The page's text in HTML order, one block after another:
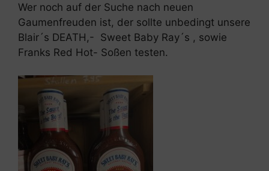
Wer noch auf der Suche nach neuen
Gaumenfreuden ist, der sollte unbedingt unsere
Blair´s DEATH,- Sweet Baby Ray´s , sowie
Franks Red Hot- Soßen testen.